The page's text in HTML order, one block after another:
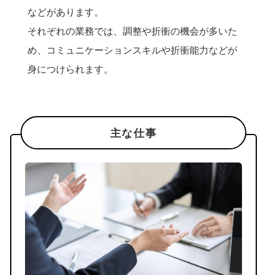
部門紹介
キャリアアップストーリー
RECRUITMENT
よくある質問
インターンシップサイト
などがあります。
それぞれの業務では、調整や折衝の機会が多いた
め、コミュニケーションスキルや折衝能力などが
身につけられます。
主な仕事